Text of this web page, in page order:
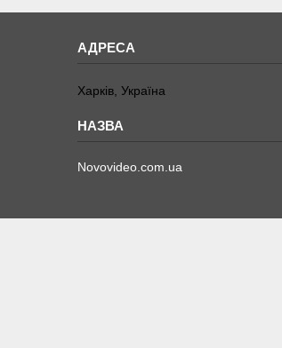
Харків, Україна
Novovideo.com.ua